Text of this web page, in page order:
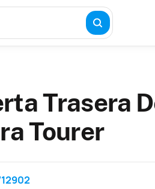
Trasera
Tourer